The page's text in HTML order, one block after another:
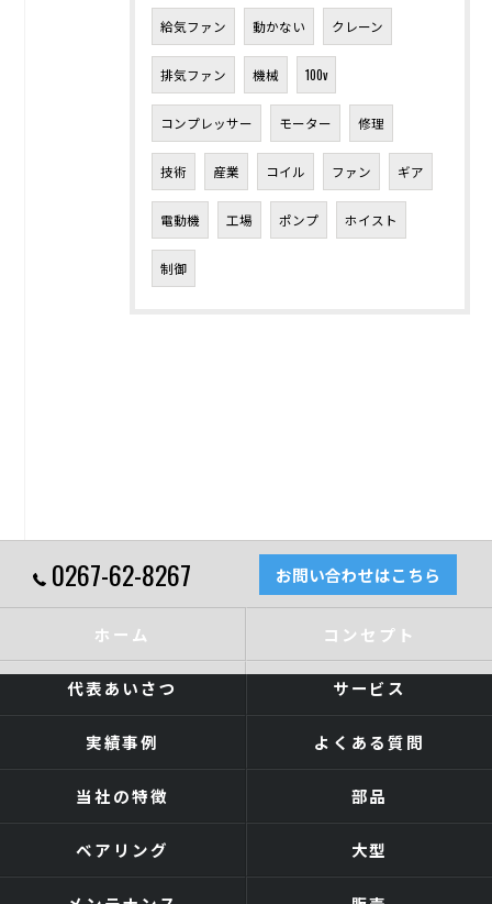
給気ファン 動かない クレーン
排気ファン 機械 100v
コンプレッサー モーター 修理
技術 産業 コイル ファン ギア
電動機 工場 ポンプ ホイスト
制御
0267-62-8267 お問い合わせはこちら
ホーム コンセプト
代表あいさつ サービス
実績事例 よくある質問
当社の特徴 部品
ベアリング 大型